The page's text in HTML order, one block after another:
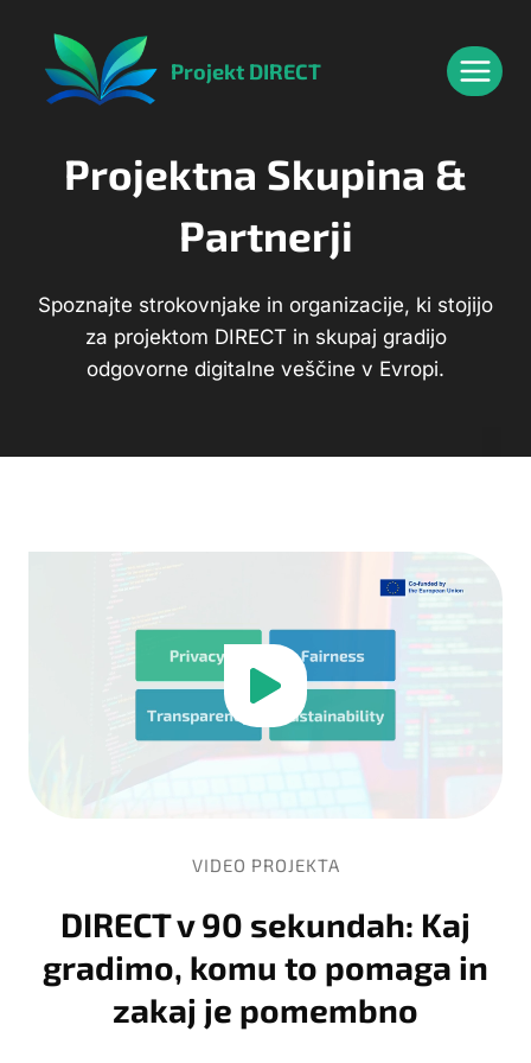
content
Projekt DIRECT
Projektna Skupina &
Partnerji
Spoznajte strokovnjake in organizacije, ki stojijo
za projektom DIRECT in skupaj gradijo
odgovorne digitalne veščine v Evropi.
VIDEO PROJEKTA
DIRECT v 90 sekundah: Kaj
gradimo, komu to pomaga in
zakaj je pomembno